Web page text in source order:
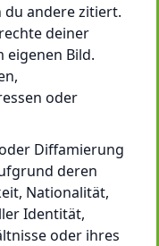
du andere zitiert.
deiner
eigenen Bild.
oder
Diffamierung
deren
Nationalität,
Identität,
oder ihres